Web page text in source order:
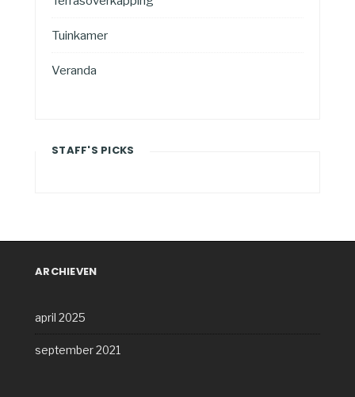
Tuinkamer
Veranda
STAFF'S PICKS
ARCHIEVEN
april 2025
september 2021